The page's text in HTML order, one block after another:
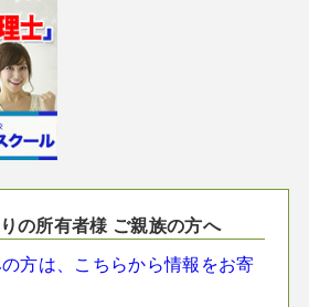
の所有者様 ご親族の方へ
方は、こちらから情報をお寄